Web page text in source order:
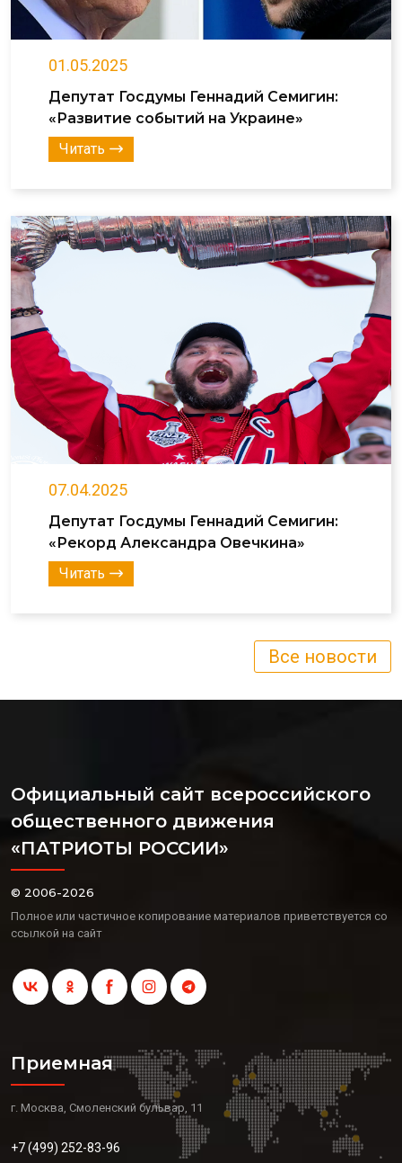
01.05.2025
Депутат Госдумы Геннадий Семигин:
«Развитие событий на Украине»
Читать
07.04.2025
Депутат Госдумы Геннадий Семигин:
«Рекорд Александра Овечкина»
Читать
Все новости
Официальный сайт всероссийского
общественного движения
«ПАТРИОТЫ РОССИИ»
© 2006-2026
Полное или частичное копирование материалов приветствуется со
ссылкой на сайт
Приемная
г. Москва, Смоленский бульвар, 11
+7 (499) 252-83-96